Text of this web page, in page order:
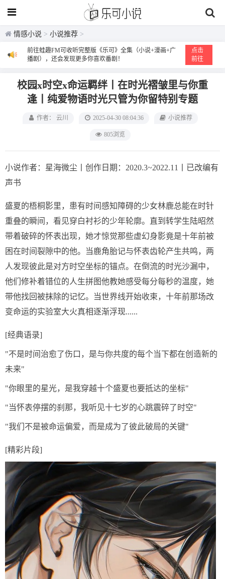
情感小说 > 小说推荐 >
前往蛙趣FM可收听完整版《乐可》全集（小说+漫画+广
播剧），还会发现更多你喜欢番剧！
点击
前往
校园x时空x命运羁绊丨在时光褶皱里与你重
逢丨纯爱物语时光只管为你留特别专题
作者： 云川 2025-04-30 08:04:36 小说推荐
805浏览
小说作者：星海微尘丨创作日期：2020.3~2022.11丨已改编有
声书
盛夏的梧桐影里，患有时间感知障碍的少女林鹿总能在时针
重叠的瞬间，看见穿白衬衫的少年轮廓。直到转学生陆昭然
带着破碎的怀表出现，她才惊觉那些虚幻身影竟是十年前被
困在时间裂隙中的他。当鹿角胎记与怀表齿轮产生共鸣，两
人发现彼此是对方时空坐标的锚点。在倒流的时光沙漏中，
他们修补着错位的人生拼图他教她感受每分每秒的温度，她
带他找回被抹除的记忆。当世界线开始收束，十年前那场改
变命运的实验室大火真相逐渐浮现......
[经典语录]
"不是时间治愈了伤口，是与你共度的每个当下都在创造新的
未来"
"你眼里的星光，是我穿越十个盛夏也要抵达的坐标"
"当怀表停摆的刹那，我听见十七岁的心跳震碎了时空"
"我们不是被命运偏爱，而是成为了彼此破局的关键"
[精彩片段]